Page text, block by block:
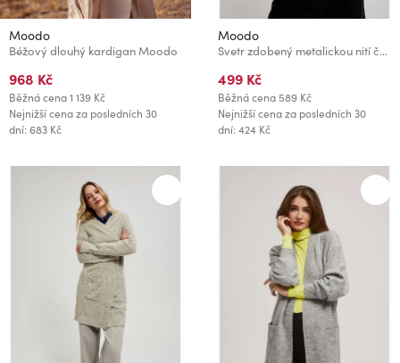
Moodo
Béžový dlouhý kardigan Moodo
968 Kč
Běžná cena1 139 Kč
Nejnižší cena za posledních 30
dní: 683 Kč
Moodo
Svetr zdobený metalickou nití černý Moodo
499 Kč
Běžná cena589 Kč
Nejnižší cena za posledních 30
dní: 424 Kč